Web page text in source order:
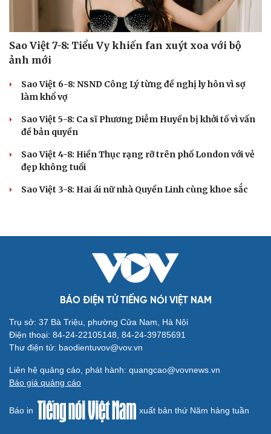
Sao Việt 7-8: Tiểu Vy khiến fan xuýt xoa với bộ
ảnh mới
Sao Việt 6-8: NSND Công Lý từng đề nghị ly hôn vì sợ
làm khổ vợ
Sao Việt 5-8: Ca sĩ Phương Diễm Huyền bị khởi tố vì vấn
đề bản quyền
Sao Việt 4-8: Hiền Thục rạng rỡ trên phố London với vẻ
đẹp không tuổi
Sao Việt 3-8: Hai ái nữ nhà Quyền Linh cùng khoe sắc
BÁO ĐIỆN TỬ TIẾNG NÓI VIỆT NAM
Trụ sở: 37 Bà Triệu, phường Cửa Nam, Hà Nội
Điện thoại: 84-24-22105148, 84-24-39785691
Thư điện tử: baodientuvov@vov.vn
Liên hệ quảng cáo, phát hành: quangcao@vovnews.vn
Báo giá quảng cáo
Báo in xuất bản thứ Năm hàng tuần